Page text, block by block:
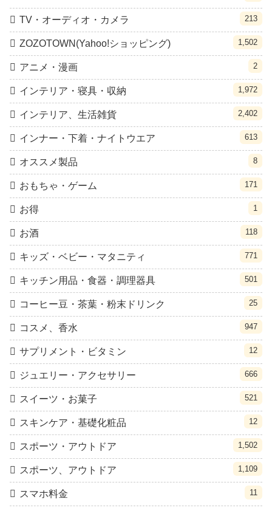
TV・オーディオ・カメラ 213
ZOZOTOWN(Yahoo!ショッピング) 1,502
アニメ・漫画 2
インテリア・寝具・収納 1,972
インテリア、生活雑貨 2,402
インナー・下着・ナイトウエア 613
オススメ製品 8
おもちゃ・ゲーム 171
お得 1
お酒 118
キッズ・ベビー・マタニティ 771
キッチン用品・食器・調理器具 501
コーヒー豆・茶葉・粉末ドリンク 25
コスメ、香水 947
サプリメント・ビタミン 12
ジュエリー・アクセサリー 666
スイーツ・お菓子 521
スキンケア・基礎化粧品 12
スポーツ・アウトドア 1,502
スポーツ、アウトドア 1,109
スマホ料金 11